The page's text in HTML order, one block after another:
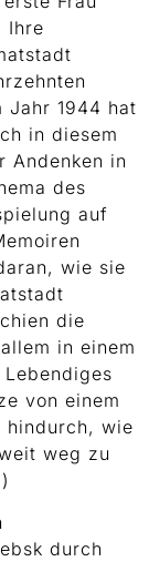
Ihre
Jahr 1944 hat
in diesem
Andenken in
des
auf
wie sie
die
in einem
von einem
hindurch, wie
weg zu
durch